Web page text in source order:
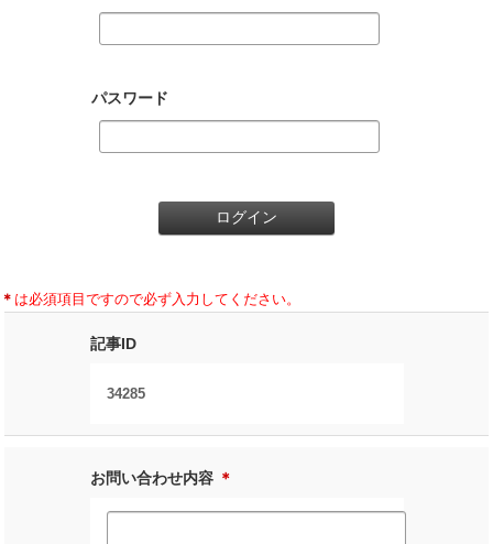
パスワード
＊ は必須項目ですので必ず入力してください。
記事ID
34285
お問い合わせ内容 ＊